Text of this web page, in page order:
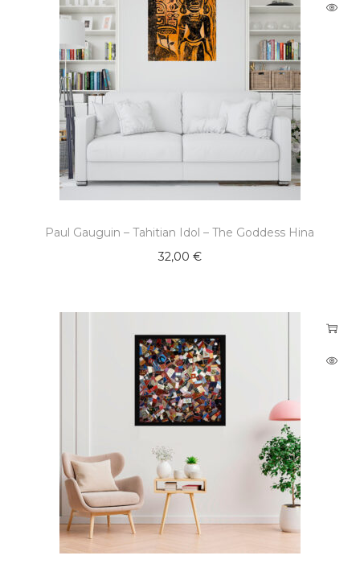
Paul Gauguin – Tahitian Idol – The Goddess Hina
32,00 €